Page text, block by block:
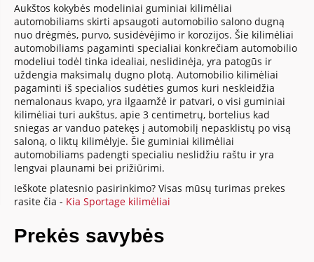
Aukštos kokybės modeliniai guminiai kilimėliai
automobiliams skirti apsaugoti automobilio salono dugną
nuo drėgmės, purvo, susidėvėjimo ir korozijos. Šie kilimėliai
automobiliams pagaminti specialiai konkrečiam automobilio
modeliui todėl tinka idealiai, neslidinėja, yra patogūs ir
uždengia maksimalų dugno plotą. Automobilio kilimėliai
pagaminti iš specialios sudėties gumos kuri neskleidžia
nemalonaus kvapo, yra ilgaamžė ir patvari, o visi guminiai
kilimėliai turi aukštus, apie 3 centimetrų, bortelius kad
sniegas ar vanduo patekęs į automobilį nepasklistų po visą
saloną, o liktų kilimėlyje. Šie guminiai kilimėliai
automobiliams padengti specialiu neslidžiu raštu ir yra
lengvai plaunami bei prižiūrimi.
Ieškote platesnio pasirinkimo? Visas mūsų turimas prekes
rasite čia - Kia Sportage kilimėliai
Prekės savybės